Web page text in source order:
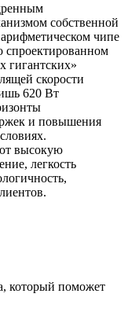
собственной
чипе
спроектированном
гигантских»
скорости
620 Вт
и повышения
высокую
легкость
который поможет